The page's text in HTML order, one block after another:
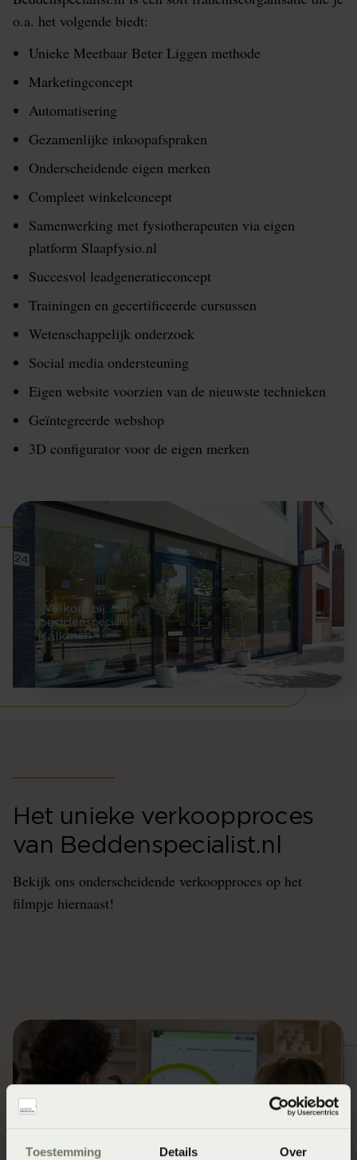
Toestemming Details Over
o.a. het volgende biedt:
Unieke Meetbaar Beter Liggen methode
Marketingconcept
Automatisering
Gezamenlijke inkoopafspraken
Onderscheidende eigen merken
Compleet winkelconcept
Samenwerking met fysiotherapeuten via eigen
platform Slaapfysio.nl
Succesvol leadgeneratieconcept
Trainingen en gecertificeerde cursussen
Wetenschappelijk onderzoek
Social media ondersteuning
Eigen website voorzien van de nieuwste technieken
Geïntegreerde webshop
3D configurator voor de eigen merken
Het unieke verkoopproces
van Beddenspecialist.nl
Bekijk ons onderscheidende verkoopproces op het
filmpje hiernaast!